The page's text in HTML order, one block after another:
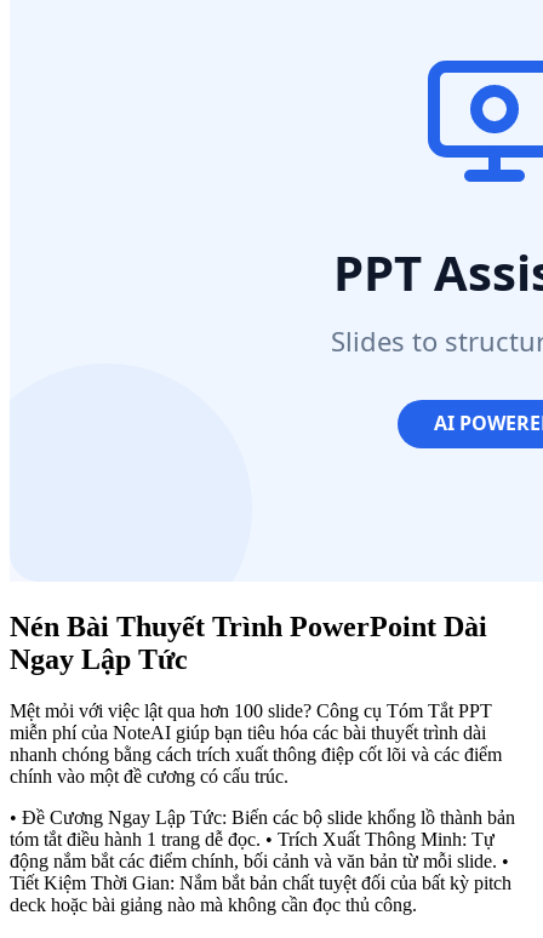
Nén Bài Thuyết Trình PowerPoint Dài
Ngay Lập Tức
Mệt mỏi với việc lật qua hơn 100 slide? Công cụ Tóm Tắt PPT
miễn phí của NoteAI giúp bạn tiêu hóa các bài thuyết trình dài
nhanh chóng bằng cách trích xuất thông điệp cốt lõi và các điểm
chính vào một đề cương có cấu trúc.
• Đề Cương Ngay Lập Tức: Biến các bộ slide khổng lồ thành bản
tóm tắt điều hành 1 trang dễ đọc. • Trích Xuất Thông Minh: Tự
động nắm bắt các điểm chính, bối cảnh và văn bản từ mỗi slide. •
Tiết Kiệm Thời Gian: Nắm bắt bản chất tuyệt đối của bất kỳ pitch
deck hoặc bài giảng nào mà không cần đọc thủ công.